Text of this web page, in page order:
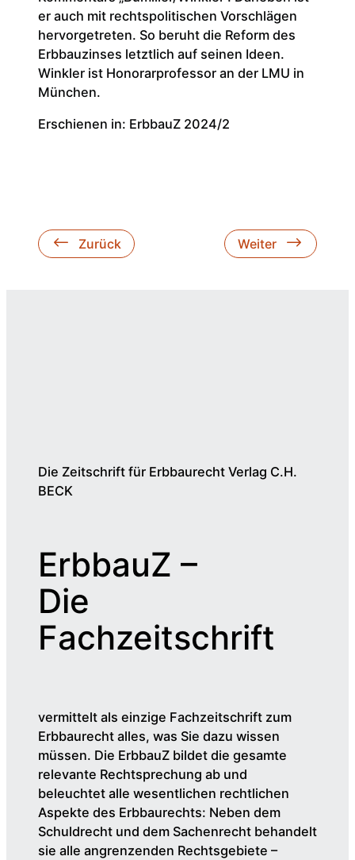
er auch mit rechtspolitischen Vorschlägen
hervorgetreten. So beruht die Reform des
Erbbauzinses letztlich auf seinen Ideen.
Winkler ist Honorarprofessor an der LMU in
München.
Erschienen in: ErbbauZ 2024/2
Zurück Weiter
Die Zeitschrift für Erbbaurecht Verlag C.H.
BECK
ErbbauZ –
Die
Fachzeitschrift
vermittelt als einzige Fachzeitschrift zum
Erbbaurecht alles, was Sie dazu wissen
müssen. Die ErbbauZ bildet die gesamte
relevante Rechtsprechung ab und
beleuchtet alle wesentlichen rechtlichen
Aspekte des Erbbaurechts: Neben dem
Schuldrecht und dem Sachenrecht behandelt
sie alle angrenzenden Rechtsgebiete –